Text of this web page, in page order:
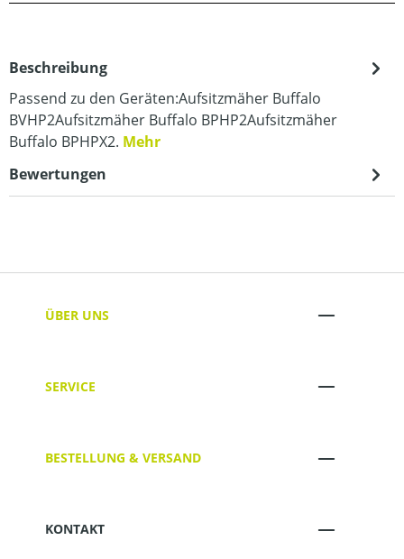
Beschreibung
Passend zu den Geräten:Aufsitzmäher Buffalo
BVHP2Aufsitzmäher Buffalo BPHP2Aufsitzmäher
Buffalo BPHPX2. Mehr
Bewertungen
ÜBER UNS
SERVICE
BESTELLUNG & VERSAND
KONTAKT